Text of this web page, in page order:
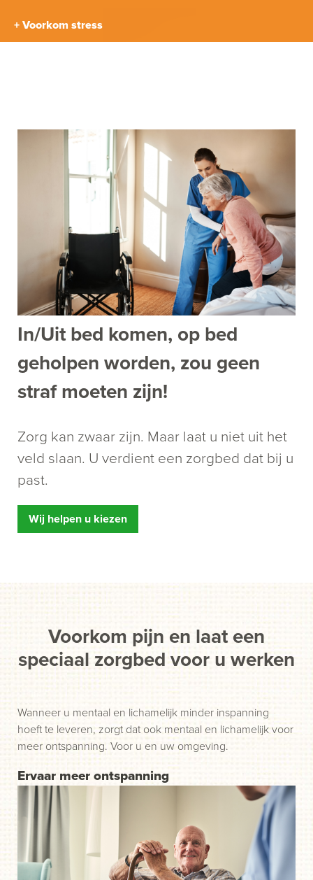
+ Voorkom stress
In/Uit bed komen, op bed
geholpen worden, zou geen
straf moeten zijn!
Zorg kan zwaar zijn. Maar laat u niet uit het
veld slaan. U verdient een zorgbed dat bij u
past.
Wij helpen u kiezen
Voorkom pijn en laat een
speciaal zorgbed voor u werken
Ervaar meer ontspanning
Wanneer u mentaal en lichamelijk minder inspanning
hoeft te leveren, zorgt dat ook mentaal en lichamelijk voor
meer ontspanning. Voor u en uw omgeving.